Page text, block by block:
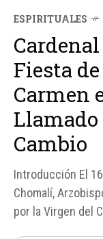
ESPIRITUALES
Fiesta
Carmen
Cambio
Introducción El
Chomalí,
por la Virgen del